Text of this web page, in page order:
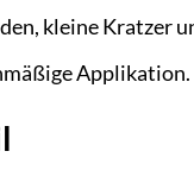
kleine Kratzer
Applikation.